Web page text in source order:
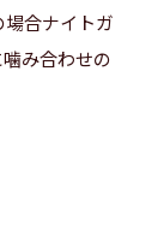
合ナイトガ
み合わせの